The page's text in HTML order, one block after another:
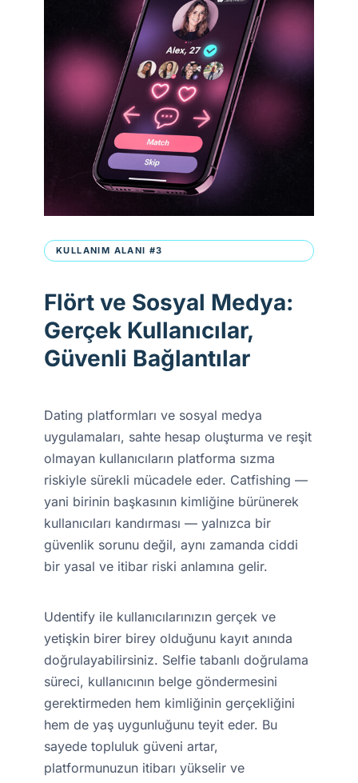
KULLANIM ALANI #3
Flört ve Sosyal Medya:
Gerçek Kullanıcılar,
Güvenli Bağlantılar
Dating platformları ve sosyal medya
uygulamaları, sahte hesap oluşturma ve reşit
olmayan kullanıcıların platforma sızma
riskiyle sürekli mücadele eder. Catfishing —
yani birinin başkasının kimliğine bürünerek
kullanıcıları kandırması — yalnızca bir
güvenlik sorunu değil, aynı zamanda ciddi
bir yasal ve itibar riski anlamına gelir.
Udentify ile kullanıcılarınızın gerçek ve
yetişkin birer birey olduğunu kayıt anında
doğrulayabilirsiniz. Selfie tabanlı doğrulama
süreci, kullanıcının belge göndermesini
gerektirmeden hem kimliğinin gerçekliğini
hem de yaş uygunluğunu teyit eder. Bu
sayede topluluk güveni artar,
platformunuzun itibarı yükselir ve
×
kullanır
Bu web sitesi kullanıcı deneyimini
iyileştirmek için çerezler kullanır. Web
sitemizi kullanmak suretiyle tüm çerezlere
Çerez Politikamız uyarınca onay vermiş
olursunuz.Daha fazlasını oku
ANLADIM